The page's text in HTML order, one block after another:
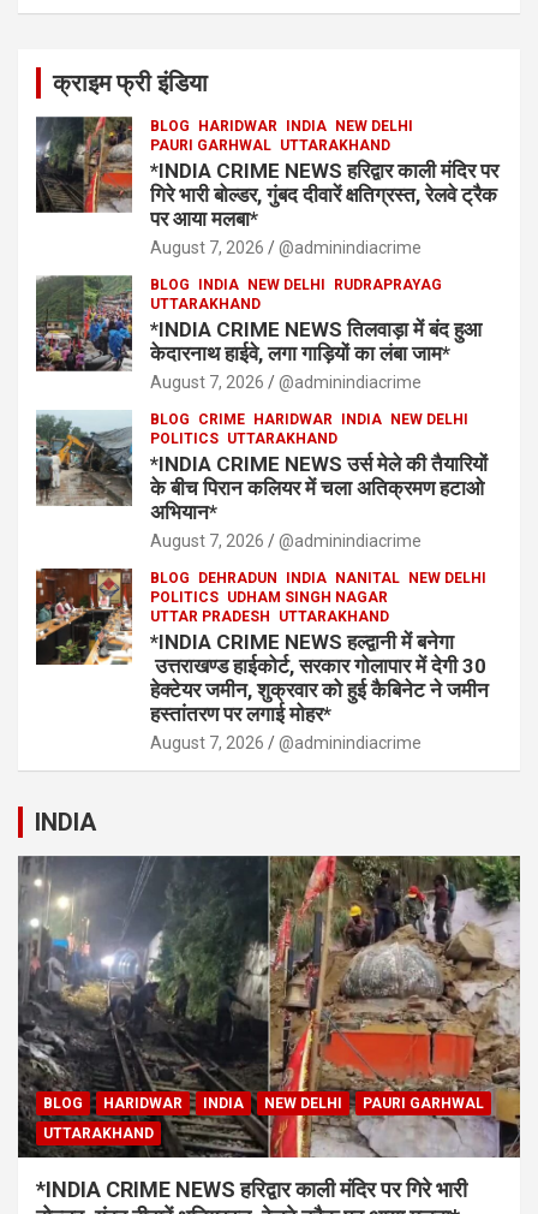
क्राइम फ्री इंडिया
BLOG HARIDWAR INDIA NEW DELHI
PAURI GARHWAL UTTARAKHAND
*INDIA CRIME NEWS हरिद्वार काली मंदिर पर
गिरे भारी बोल्डर, गुंबद दीवारें क्षतिग्रस्त, रेलवे ट्रैक
पर आया मलबा*
August 7, 2026 @adminindiacrime
BLOG INDIA NEW DELHI
RUDRAPRAYAG
UTTARAKHAND
*INDIA CRIME NEWS तिलवाड़ा में बंद हुआ
केदारनाथ हाईवे, लगा गाड़ियों का लंबा जाम*
August 7, 2026 @adminindiacrime
BLOG CRIME HARIDWAR INDIA NEW DELHI
POLITICS UTTARAKHAND
*INDIA CRIME NEWS उर्स मेले की तैयारियों
के बीच पिरान कलियर में चला अतिक्रमण हटाओ
अभियान*
August 7, 2026 @adminindiacrime
BLOG DEHRADUN INDIA NANITAL NEW DELHI
POLITICS UDHAM SINGH NAGAR
UTTAR PRADESH
UTTARAKHAND
*INDIA CRIME NEWS हल्द्वानी में बनेगा
उत्तराखण्ड हाईकोर्ट, सरकार गोलापार में देगी 30
हेक्टेयर जमीन, शुक्रवार को हुई कैबिनेट ने जमीन
हस्तांतरण पर लगाई मोहर*
August 7, 2026 @adminindiacrime
INDIA
BLOG HARIDWAR INDIA NEW DELHI
PAURI GARHWAL
UTTARAKHAND
*INDIA CRIME NEWS हरिद्वार काली मंदिर पर गिरे भारी